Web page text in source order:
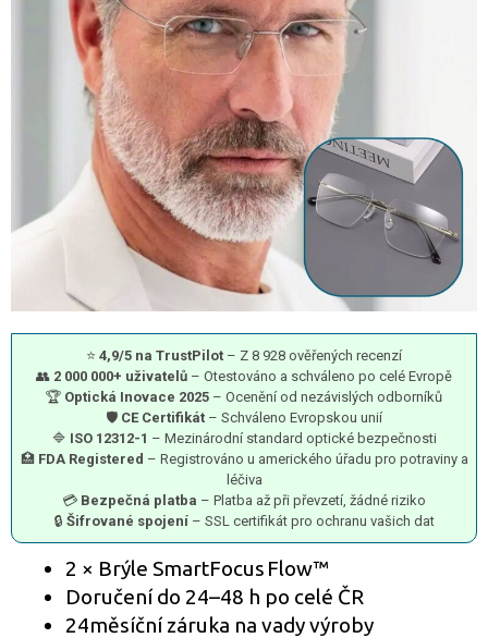
⭐ 4,9/5 na TrustPilot – Z 8 928 ověřených recenzí
👥 2 000 000+ uživatelů – Otestováno a schváleno po celé Evropě
🏆 Optická Inovace 2025 – Ocenění od nezávislých odborníků
🛡️ CE Certifikát – Schváleno Evropskou unií
🔷 ISO 12312-1 – Mezinárodní standard optické bezpečnosti
🏥 FDA Registered – Registrováno u amerického úřadu pro potraviny a
léčiva
💳 Bezpečná platba – Platba až při převzetí, žádné riziko
🔒 Šifrované spojení– SSL certifikát pro ochranu vašich dat
2 × Brýle SmartFocus Flow™
Doručení do 24–48 h po celé ČR
24měsíční záruka na vady výroby